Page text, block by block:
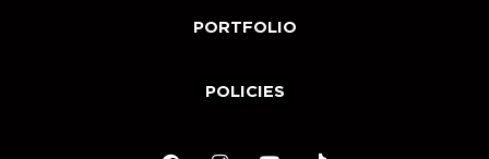
PORTFOLIO
POLICIES